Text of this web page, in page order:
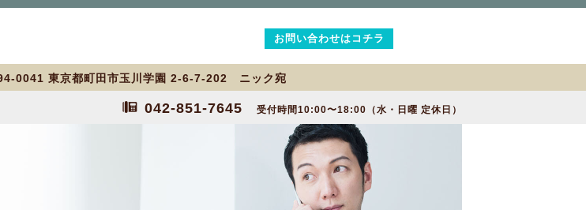
お問い合わせはコチラ
0041 東京都町田市玉川学園 2-6-7-202 ニック宛
042-851-7645 受付時間10:00〜18:00（水・日曜 定休日）